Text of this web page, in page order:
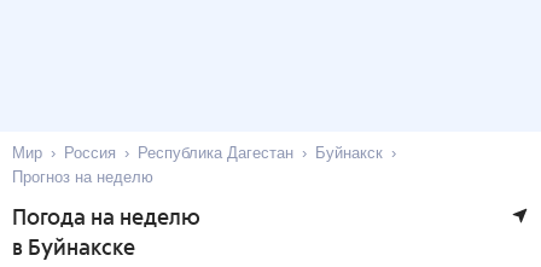
Мир Россия Республика Дагестан
Буйнакск
Прогноз на неделю
Погода на неделю
в Буйнакске